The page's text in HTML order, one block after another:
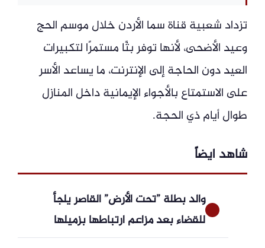
تزداد شعبية قناة سما الأردن خلال موسم الحج
وعيد الأضحى، لأنها توفر بثًا مستمرًا لتكبيرات
العيد دون الحاجة إلى الإنترنت، ما يساعد الأسر
على الاستمتاع بالأجواء الإيمانية داخل المنازل
طوال أيام ذي الحجة.
شاهد ايضاً
والد بطلة ”تحت الأرض” القاصر يلجأ
للقضاء بعد مزاعم ارتباطها بزميلها